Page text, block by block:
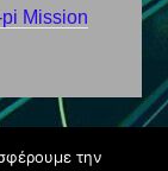
Mission
την